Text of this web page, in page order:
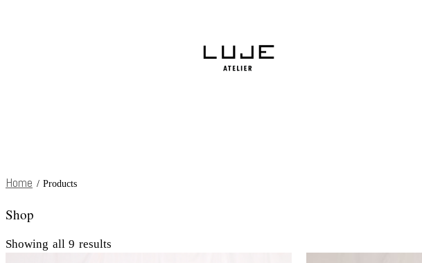
Home / Products
Shop
Showing all 9 results